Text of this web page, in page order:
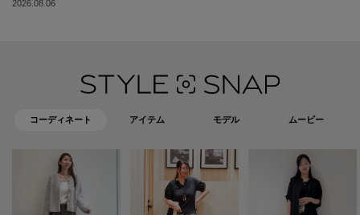
2026.08.06
コーディネート アイテム モデル ムービー